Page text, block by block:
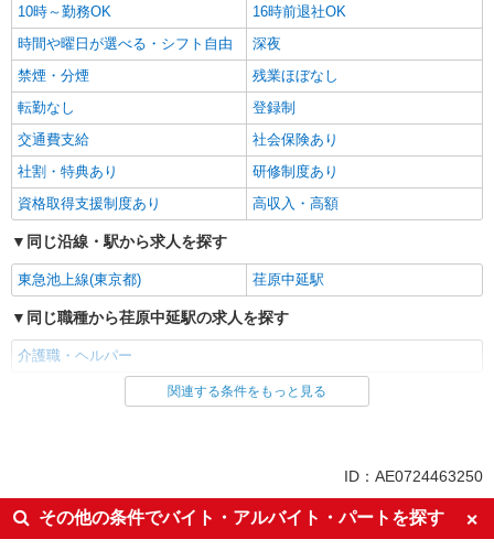
10時～勤務OK
16時前退社OK
時間や曜日が選べる・シフト自由
深夜
禁煙・分煙
残業ほぼなし
転勤なし
登録制
交通費支給
社会保険あり
社割・特典あり
研修制度あり
資格取得支援制度あり
高収入・高額
同じ沿線・駅から求人を探す
東急池上線(東京都) 荏原中延駅
同じ職種から荏原中延駅の求人を探す
介護職・ヘルパー
同じ雇用形態から荏原中延駅の求人を探す
同じ特徴から荏原中延駅の求人を探す
入社日応相談
履歴書不要
関連する条件をもっと見る
ID：AE0724463250
その他の条件でバイト・アルバイト・パートを探す